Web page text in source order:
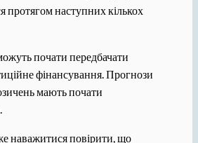
протягом наступних кількох
почати передбачати
фінансування. Прогнози
мають почати
наважитися повірити, що